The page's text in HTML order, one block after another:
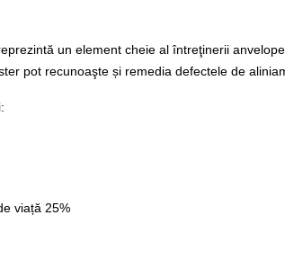
un element cheie al întreţinerii
pot recunoaşte și remedia defectele de
viață 25%